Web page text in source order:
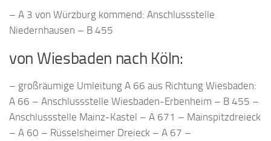
– A 3 von Würzburg kommend: Anschlussstelle
Niedernhausen – B 455
von Wiesbaden nach Köln:
– großräumige Umleitung A 66 aus Richtung Wiesbaden:
A 66 – Anschlussstelle Wiesbaden-Erbenheim – B 455 –
Anschlussstelle Mainz-Kastel – A 671 – Mainspitzdreieck
– A 60 – Rüsselsheimer Dreieck – A 67 –